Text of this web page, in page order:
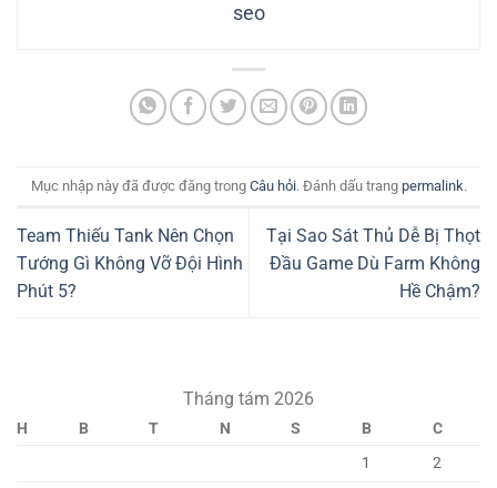
seo
Mục nhập này đã được đăng trong Câu hỏi. Đánh dấu trang permalink.
Team Thiếu Tank Nên Chọn
Tướng Gì Không Vỡ Đội Hình
Phút 5?
Tại Sao Sát Thủ Dễ Bị Thọt
Đầu Game Dù Farm Không
Hề Chậm?
Tháng tám 2026
H B T N S B
C
1
2